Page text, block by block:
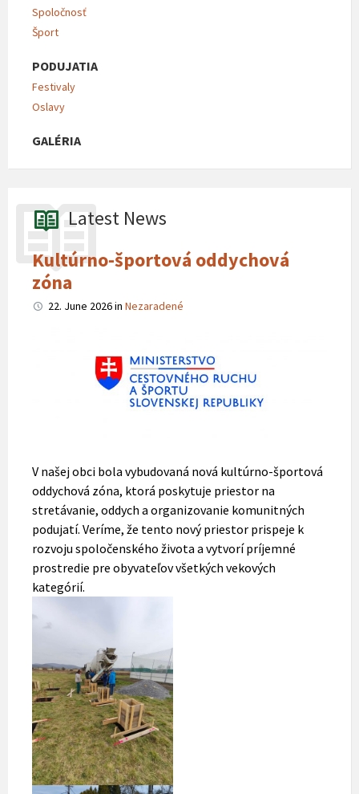
Spoločnosť
Šport
PODUJATIA
Festivaly
Oslavy
GALÉRIA
Latest News
Kultúrno-športová oddychová
zóna
22. June 2026in Nezaradené
V našej obci bola vybudovaná nová kultúrno-športová
oddychová zóna, ktorá poskytuje priestor na
stretávanie, oddych a organizovanie komunitných
podujatí. Veríme, že tento nový priestor prispeje k
rozvoju spoločenského života a vytvorí príjemné
prostredie pre obyvateľov všetkých vekových
kategórií.